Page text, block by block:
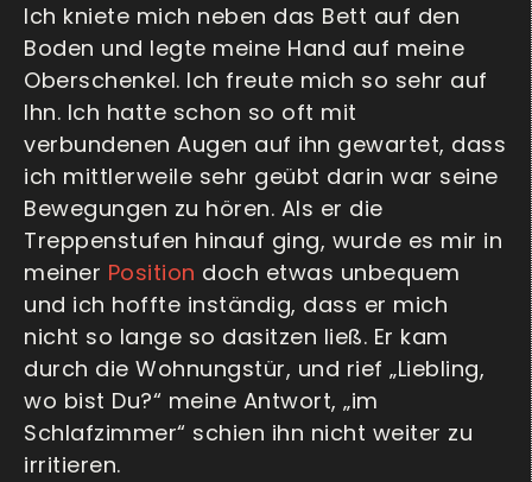
Ich kniete mich neben das Bett auf den
Boden und legte meine Hand auf meine
Oberschenkel. Ich freute mich so sehr auf
Ihn. Ich hatte schon so oft mit
verbundenen Augen auf ihn gewartet, dass
ich mittlerweile sehr geübt darin war seine
Bewegungen zu hören. Als er die
Treppenstufen hinauf ging, wurde es mir in
meiner Position doch etwas unbequem
und ich hoffte inständig, dass er mich
nicht so lange so dasitzen ließ. Er kam
durch die Wohnungstür, und rief „Liebling,
wo bist Du?“ meine Antwort, „im
Schlafzimmer“ schien ihn nicht weiter zu
irritieren.